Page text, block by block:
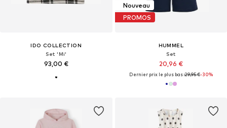
IDO COLLECTION
Set 'Mi'
93,00 €
Nouveau
PROMOS
HUMMEL
Set
20,96 €
Dernier prix le plus bas :29,95 €-30%